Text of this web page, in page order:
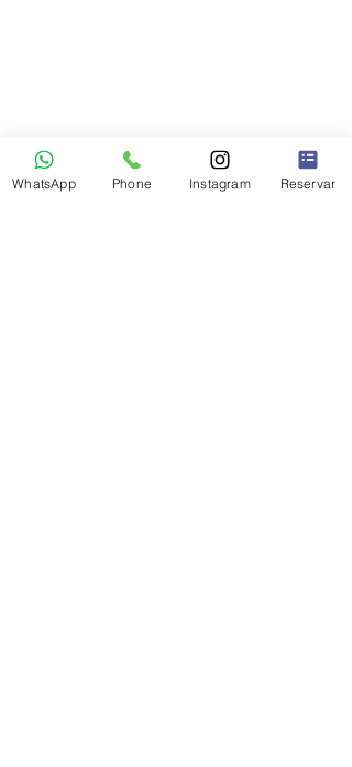
WhatsApp Phone Instagram Reservar